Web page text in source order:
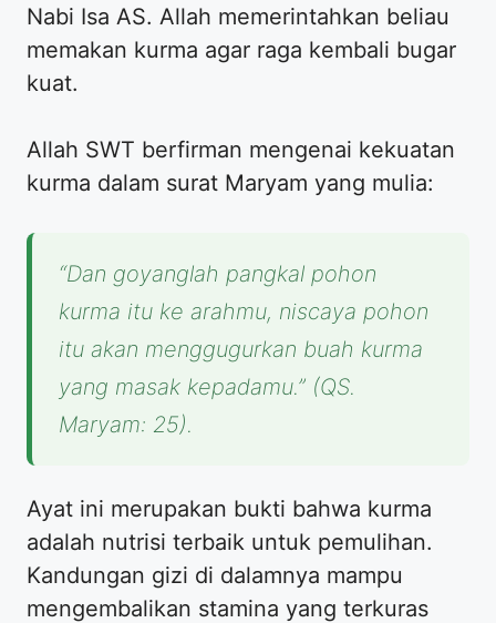
Nabi Isa AS. Allah memerintahkan beliau
memakan kurma agar raga kembali bugar
kuat.
Allah SWT berfirman mengenai kekuatan
kurma dalam surat Maryam yang mulia:
“Dan goyanglah pangkal pohon
kurma itu ke arahmu, niscaya pohon
itu akan menggugurkan buah kurma
yang masak kepadamu.” (QS.
Maryam: 25).
Ayat ini merupakan bukti bahwa kurma
adalah nutrisi terbaik untuk pemulihan.
Kandungan gizi di dalamnya mampu
mengembalikan stamina yang terkuras